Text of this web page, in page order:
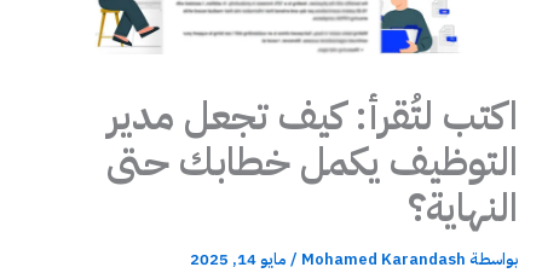
اكتب لتُقرأ: كيف تجعل مدير
التوظيف يكمل خطابك حتى
النهاية؟
بواسطة Mohamed Karandash
/ مايو 14, 2025